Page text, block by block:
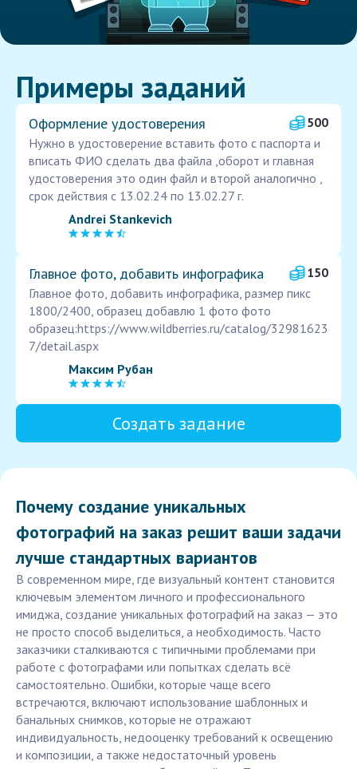
Примеры заданий
Оформление удостоверения
500
Нужно в удостоверение вставить фото с паспорта и
вписать ФИО сделать два файла ,оборот и главная
удостоверения это один файл и второй аналогично ,
срок действия с 13.02.24 по 13.02.27 г.
Andrei Stankevich
Главное фото, добавить инфографика
150
Главное фото, добавить инфографика, размер пикс
1800/2400, образец добавлю 1 фото фото
образец:https://www.wildberries.ru/catalog/32981623
7/detail.aspx
Максим Рубан
Создать задание
Почему создание уникальных
фотографий на заказ решит ваши задачи
лучше стандартных вариантов
В современном мире, где визуальный контент становится
ключевым элементом личного и профессионального
имиджа, создание уникальных фотографий на заказ — это
не просто способ выделиться, а необходимость. Часто
заказчики сталкиваются с типичными проблемами при
работе с фотографами или попытках сделать всё
самостоятельно. Ошибки, которые чаще всего
встречаются, включают использование шаблонных и
банальных снимков, которые не отражают
индивидуальность, недооценку требований к освещению
и композиции, а также недостаточный уровень